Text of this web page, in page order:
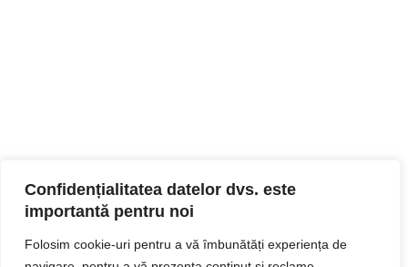
Confidențialitatea datelor dvs. este
importantă pentru noi
Folosim cookie-uri pentru a vă îmbunătăți experiența de